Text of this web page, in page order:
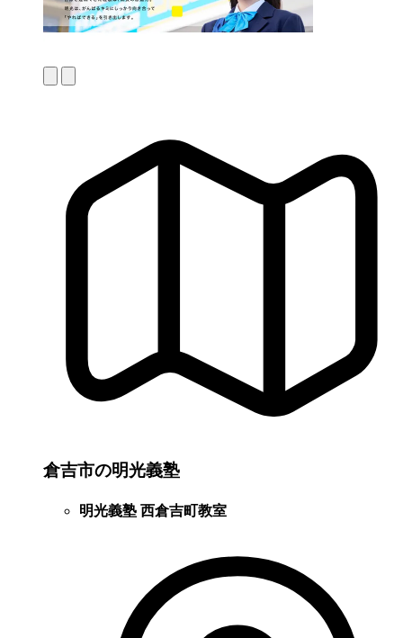
倉吉市の明光義塾
明光義塾 西倉吉町教室